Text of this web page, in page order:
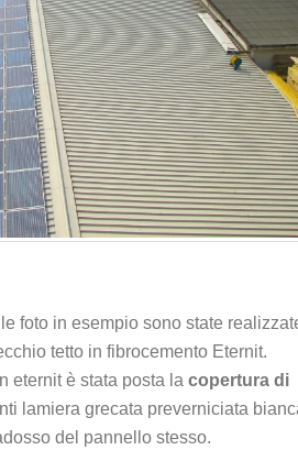
foto in esempio sono state
tetto in fibrocemento Eternit.
eternit è stata posta la copertura di
lamiera grecata preverniciata
del pannello stesso.